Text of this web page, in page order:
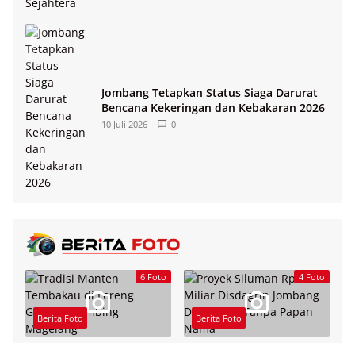
Jombang Tetapkan Status Siaga Darurat
Bencana Kekeringan dan Kebakaran 2026
10 Juli 2026 0
6 Foto
Berita Foto
4 Foto
Berita Foto